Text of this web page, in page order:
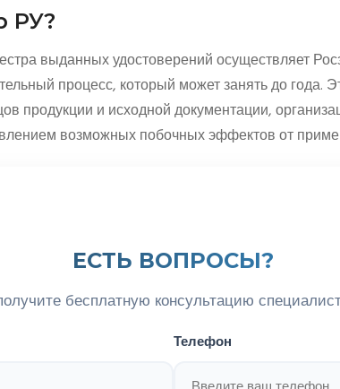
РУ?
выданных удостоверений осуществляет
процесс, который может занять до года.
продукции и исходной документации,
возможных побочных эффектов от
ЕСТЬ ВОПРОСЫ?
бесплатную консультацию
Телефон